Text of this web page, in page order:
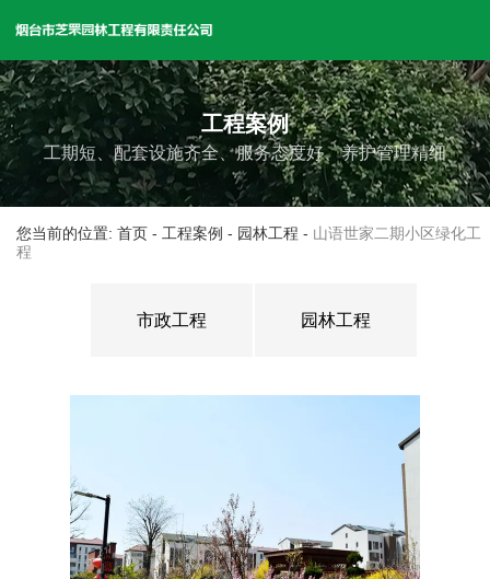
工程案例
工期短、配套设施齐全、服务态度好、养护管理精细
您当前的位置: 首页 - 工程案例 - 园林工程 - 山语世家二期小区绿化工
程
市政工程 园林工程